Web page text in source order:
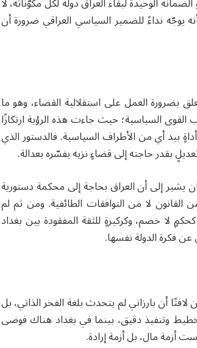
يوجّه نداءً للضمير السياسي العراقي ضرورة أن
بضرورة العمل على استقلالية القضاء، وهو ما
السياسية؛ حيث جاءت هذه الرؤية ارتكازًا
بيد أي من الأطراف السياسية. فالدستور الذي
بقدر حاجته إلى قضاءٍ نزيه يفسّره بعدالة.
يشير إلى أن العراق بحاجة إلى محكمة دستورية
لا من التوافقات الطائفية. ومن ثم لم
لا خصم، وكركيزةٍ للثقة المفقودة بين بغداد
فكرة الدولة نفسها.
أن بارزاني لم يتحدث بلغة الفخر الذاتي، بل
وتنفيذ دقيق، بينما في بغداد هناك فوضى
أزمة مال، بل أزمة إرادة.